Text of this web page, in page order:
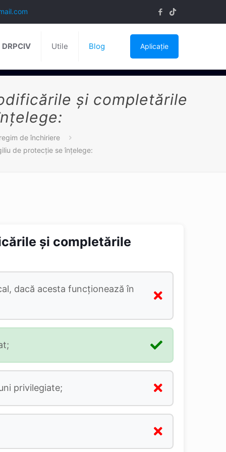
Utile Blog Aplicație
și completările
de închiriere
de protecție se înțelege:
și completările
dacă acesta funcţionează în
privilegiate;